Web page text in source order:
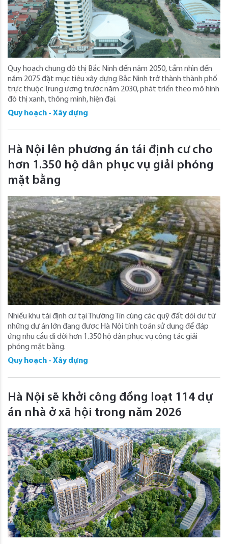
Quy hoạch chung đô thị Bắc Ninh đến năm 2050, tầm nhìn đến
năm 2075 đặt mục tiêu xây dựng Bắc Ninh trở thành thành phố
trực thuộc Trung ương trước năm 2030, phát triển theo mô hình
đô thị xanh, thông minh, hiện đại.
Quy hoạch - Xây dựng
Hà Nội lên phương án tái định cư cho
hơn 1.350 hộ dân phục vụ giải phóng
mặt bằng
Nhiều khu tái định cư tại Thường Tín cùng các quỹ đất dôi dư từ
những dự án lớn đang được Hà Nội tính toán sử dụng để đáp
ứng nhu cầu di dời hơn 1.350 hộ dân phục vụ công tác giải
phóng mặt bằng.
Quy hoạch - Xây dựng
Hà Nội sẽ khởi công đồng loạt 114 dự
án nhà ở xã hội trong năm 2026